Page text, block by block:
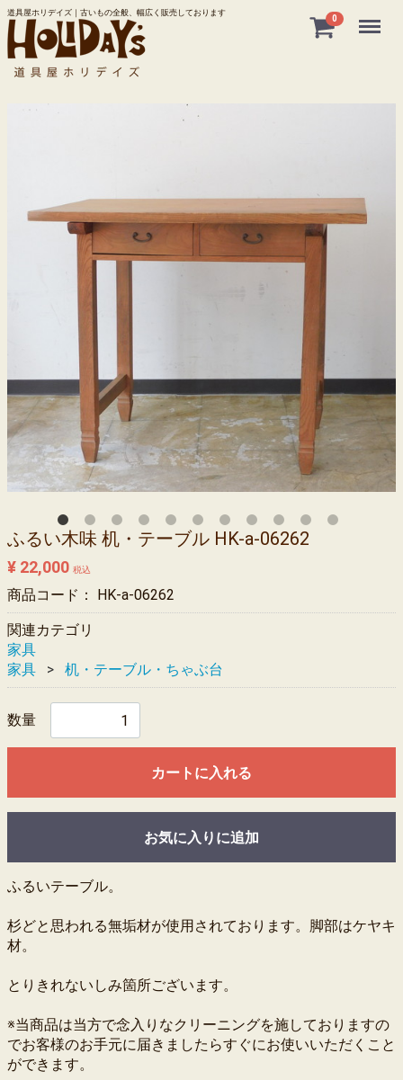
道具屋ホリデイズ｜古いもの全般、幅広く販売しております
0 Menu
ふるい木味 机・テーブル HK-a-06262
¥ 22,000 税込
商品コード： HK-a-06262
関連カテゴリ
家具
家具
机・テーブル・ちゃぶ台
数量
カートに入れる
お気に入りに追加
ふるいテーブル。
杉どと思われる無垢材が使用されております。脚部はケヤキ
材。
とりきれないしみ箇所ございます。
※当商品は当方で念入りなクリーニングを施しておりますの
でお客様のお手元に届きましたらすぐにお使いいただくこと
ができます。